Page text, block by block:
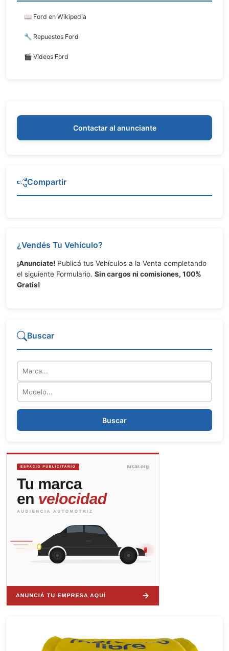
📖 Ford en Wikipedia
🔧 Repuestos Ford
🎬 Videos Ford
Contactar al anunciante
Compartir
¿Vendés Tu Vehículo?
¡Anunciate! Publicá tus Vehículos a la Venta completando
el siguiente Formulario. Sin cargos ni comisiones, 100%
Gratis!
Buscar
Marca
Modelo
Buscar